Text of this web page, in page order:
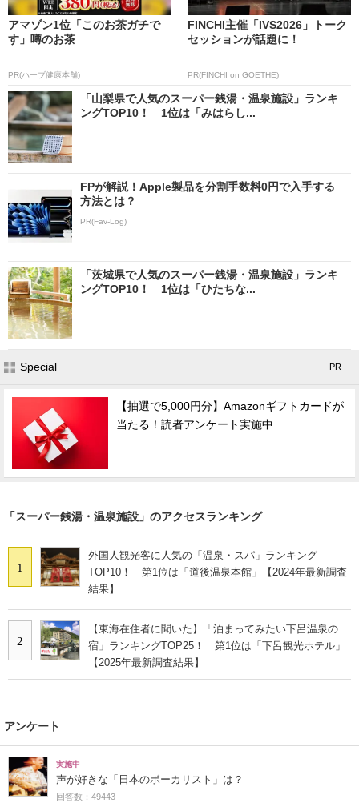
アマゾン1位「このお茶ガチで
す」噂のお茶
PR(ハーブ健康本舗)
FINCHI主催「IVS2026」トーク
セッションが話題に！
PR(FINCHI on GOETHE)
「山梨県で人気のスーパー銭湯・温泉施設」ランキ
ングTOP10！ 1位は「みはらし...
FPが解説！Apple製品を分割手数料0円で入手する
方法とは？
PR(Fav-Log)
「茨城県で人気のスーパー銭湯・温泉施設」ランキ
ングTOP10！ 1位は「ひたちな...
Special - PR -
【抽選で5,000円分】Amazonギフトカードが
当たる！読者アンケート実施中
「スーパー銭湯・温泉施設」のアクセスランキング
1
外国人観光客に人気の「温泉・スパ」ランキング
TOP10！ 第1位は「道後温泉本館」【2024年最新調査
結果】
2
【東海在住者に聞いた】「泊まってみたい下呂温泉の
宿」ランキングTOP25！ 第1位は「下呂観光ホテル」
【2025年最新調査結果】
アンケート
実施中
声が好きな「日本のボーカリスト」は？
回答数：49443